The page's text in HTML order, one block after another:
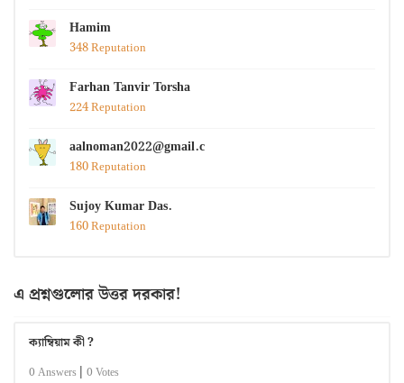
Hamim
348 Reputation
Farhan Tanvir Torsha
224 Reputation
aalnoman2022@gmail.com
180 Reputation
Sujoy Kumar Das.
160 Reputation
এ প্রশ্নগুলোর উত্তর দরকার!
ক্যাম্বিয়াম কী ?
0 Answers | 0 Votes